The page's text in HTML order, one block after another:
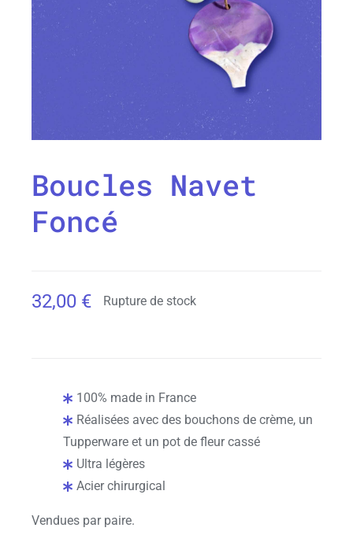
Boucles Navet
Foncé
32,00 € Rupture de stock
100% made in France
Réalisées avec des bouchons de crème, un
Tupperware et un pot de fleur cassé
Ultra légères
Acier chirurgical
Vendues par paire.